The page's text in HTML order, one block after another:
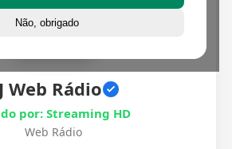
Web Rádio
por: Streaming HD
Web Rádio
Não, obrigado